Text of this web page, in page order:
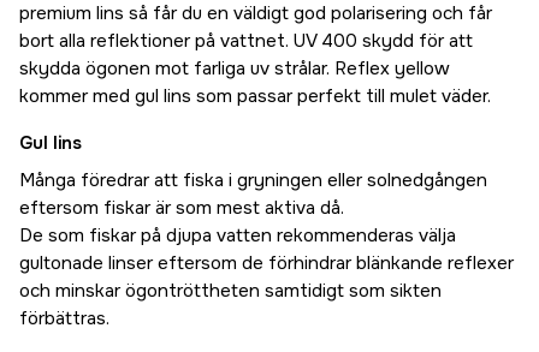
premium lins så får du en väldigt god polarisering och får
bort alla reflektioner på vattnet. UV 400 skydd för att
skydda ögonen mot farliga uv strålar. Reflex yellow
kommer med gul lins som passar perfekt till mulet väder.
Gul lins
Många föredrar att fiska i gryningen eller solnedgången
eftersom fiskar är som mest aktiva då.
De som fiskar på djupa vatten rekommenderas välja
gultonade linser eftersom de förhindrar blänkande reflexer
och minskar ögontröttheten samtidigt som sikten
förbättras.